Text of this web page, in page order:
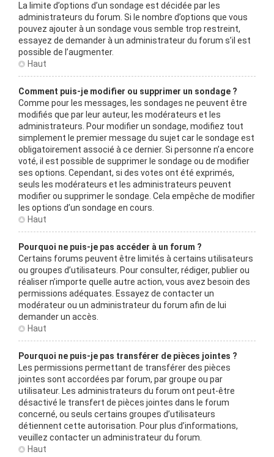
La limite d’options d’un sondage est décidée par les
administrateurs du forum. Si le nombre d’options que vous
pouvez ajouter à un sondage vous semble trop restreint,
essayez de demander à un administrateur du forum s’il est
possible de l’augmenter.
Haut
Comment puis-je modifier ou supprimer un sondage ?
Comme pour les messages, les sondages ne peuvent être
modifiés que par leur auteur, les modérateurs et les
administrateurs. Pour modifier un sondage, modifiez tout
simplement le premier message du sujet car le sondage est
obligatoirement associé à ce dernier. Si personne n’a encore
voté, il est possible de supprimer le sondage ou de modifier
ses options. Cependant, si des votes ont été exprimés,
seuls les modérateurs et les administrateurs peuvent
modifier ou supprimer le sondage. Cela empêche de modifier
les options d’un sondage en cours.
Haut
Pourquoi ne puis-je pas accéder à un forum ?
Certains forums peuvent être limités à certains utilisateurs
ou groupes d’utilisateurs. Pour consulter, rédiger, publier ou
réaliser n’importe quelle autre action, vous avez besoin des
permissions adéquates. Essayez de contacter un
modérateur ou un administrateur du forum afin de lui
demander un accès.
Haut
Pourquoi ne puis-je pas transférer de pièces jointes ?
Les permissions permettant de transférer des pièces
jointes sont accordées par forum, par groupe ou par
utilisateur. Les administrateurs du forum ont peut-être
désactivé le transfert de pièces jointes dans le forum
concerné, ou seuls certains groupes d’utilisateurs
détiennent cette autorisation. Pour plus d’informations,
veuillez contacter un administrateur du forum.
Haut